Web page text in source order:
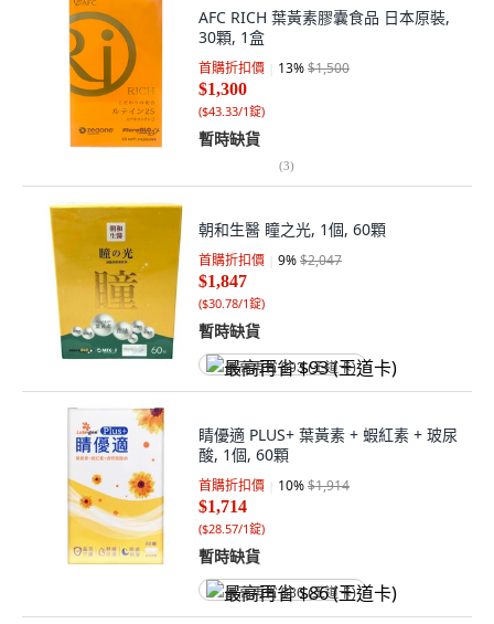
AFC RICH 葉黃素膠囊食品 日本原裝,
30顆, 1盒
首購折扣價 13%$1,500
$1,300
($43.33/1錠)
暫時缺貨
(3)
朝和生醫 瞳之光, 1個, 60顆
首購折扣價 9%$2,047
$1,847
($30.78/1錠)
暫時缺貨
最高再省 $93 (王道卡)
睛優適 PLUS+ 葉黃素 + 蝦紅素 + 玻尿
酸, 1個, 60顆
首購折扣價 10%$1,914
$1,714
($28.57/1錠)
暫時缺貨
最高再省 $86 (王道卡)